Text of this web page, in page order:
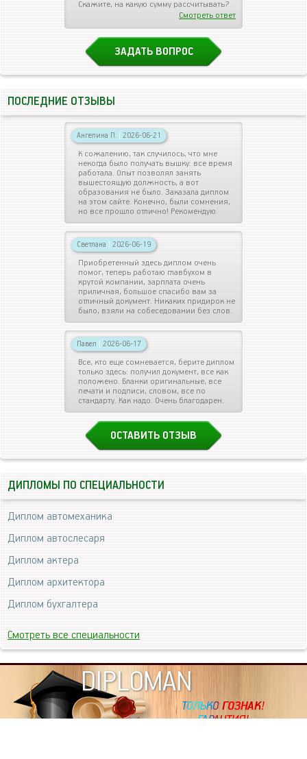
Скажите, на какую сумму рассчитывать?
Смотреть ответ
ЗАДАТЬ ВОПРОС
ПОСЛЕДНИЕ ОТЗЫВЫ
Ангелина П. | 2026-06-21
К сожалению, так случилось, что мне
некогда было получать вышку: все время
работала. Опыт позволял занять
вышестоящую должность, а вот
образования не было. Заказала диплом
на этом сайте. Конечно, были сомнения,
но все прошло отлично! Рекомендую.
Светлана | 2026-06-19
Приобретенный здесь диплом очень
помог, теперь работаю главбухом в
крутой компании, зарплата очень
приличная, большое спасибо вам за
отличный документ. Никаких придирок не
было, взяли на собеседовании без слов.
Павел | 2026-06-17
Все, кто еще сомневается, берите диплом
только здесь: получил документ, все как
положено. Бланки оригинальные, все
печати и подписи, словом, все по
стандарту. Как надо. Очень благодарен.
ОСТАВИТЬ ОТЗЫВ
ДИПЛОМЫ ПО СПЕЦИАЛЬНОСТИ
Диплом автомеханика
Диплом автослесаря
Диплом актера
Диплом архитектора
Диплом бухгалтера
Смотреть все специальности
DIPLOMAN